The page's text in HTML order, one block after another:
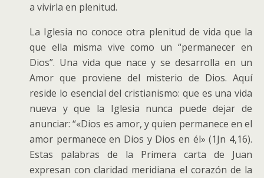
a vivirla en plenitud.
La Iglesia no conoce otra plenitud de vida que la
que ella misma vive como un “permanecer en
Dios”. Una vida que nace y se desarrolla en un
Amor que proviene del misterio de Dios. Aquí
reside lo esencial del cristianismo: que es una vida
nueva y que la Iglesia nunca puede dejar de
anunciar: “«Dios es amor, y quien permanece en el
amor permanece en Dios y Dios en él» (1Jn 4,16).
Estas palabras de la Primera carta de Juan
expresan con claridad meridiana el corazón de la